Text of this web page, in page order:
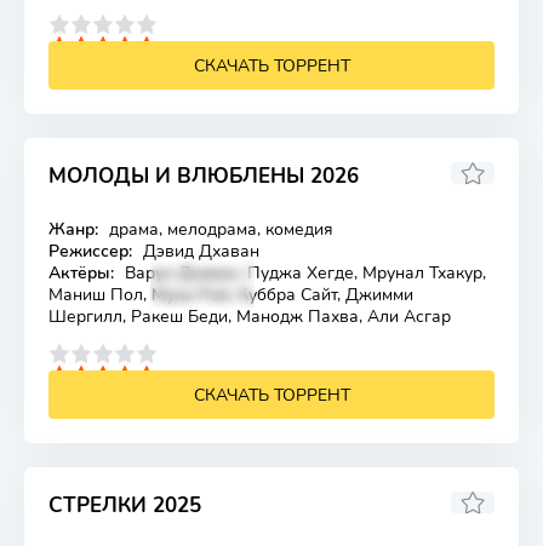
СКАЧАТЬ ТОРРЕНТ
МОЛОДЫ И ВЛЮБЛЕНЫ 2026
Лицензия
Жанр: драма, мелодрама, комедия
Режиссер: Дэвид Дхаван
Актёры: Варун Дхаван, Пуджа Хегде, Мрунал Тхакур,
Маниш Пол, Муни Рой, Куббра Сайт, Джимми
Шергилл, Ракеш Беди, Манодж Пахва, Али Асгар
СКАЧАТЬ ТОРРЕНТ
СТРЕЛКИ 20254.696